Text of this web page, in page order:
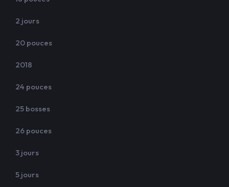
2 jours
20 pouces
2018
24 pouces
25 bosses
26 pouces
3 jours
5 jours